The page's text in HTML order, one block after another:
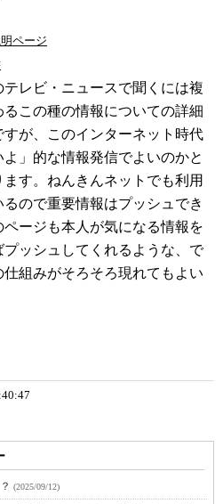
ページ
レビ・ニュースで聞くには複
この種の情報についての詳細
が、このインターネット時代
」的な情報発信でよいのかと
す。ねんきんネットでも利用
ので重要情報はプッシュでき
ージも本人が気になる情報を
ッシュしてくれるような、で
組みがそろそろ現れてもよい
(2025/09/12)